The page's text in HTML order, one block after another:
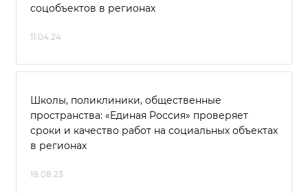
соцобъектов в регионах
11.04.24
Школы, поликлиники, общественные
пространства: «Единая Россия» проверяет
сроки и качество работ на социальных объектах
в регионах
18.08.23